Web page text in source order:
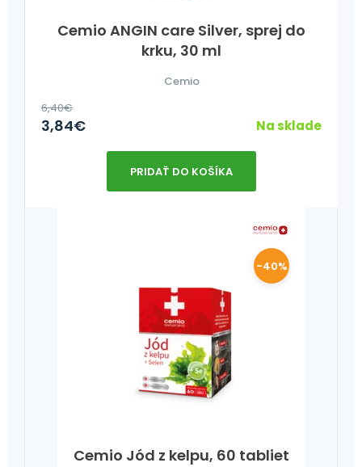
Cemio ANGIN care Silver, sprej do
krku, 30 ml
Cemio
6,40€
3,84€ Na sklade
PRIDAŤ DO KOŠÍKA
Cemio Jód z kelpu, 60 tabliet
-40%